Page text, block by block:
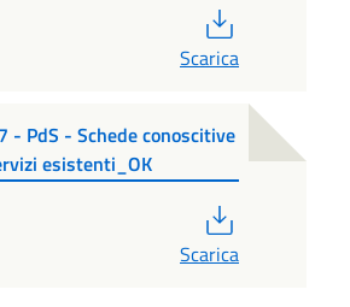
Scarica
- PdS - Schede conoscitive
esistenti_OK
Scarica